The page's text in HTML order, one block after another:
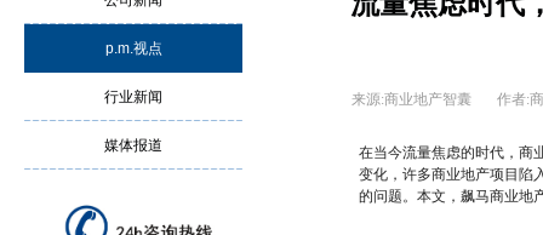
p.m.视点
行业新闻
媒体报道
来源:商业地产智囊 作者:
在当今流量焦虑的时代，商
变化，许多商业地产项目陷
的问题。本文，飙马商业地